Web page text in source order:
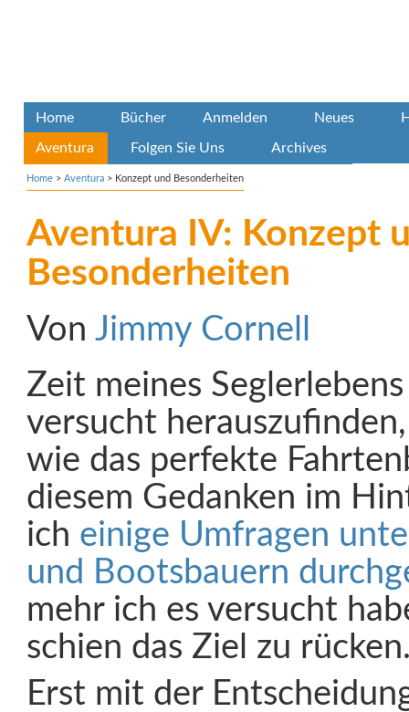
Home Bücher Anmelden Neues
Aventura Folgen Sie Uns Archives
Home > Aventura > Konzept und Besonderheiten
Aventura IV: Konzept
Besonderheiten
Von Jimmy Cornell
Zeit meines
versucht
wie das perfekte
diesem Gedanken im
ich einige Umfragen
und Bootsbauern
mehr ich es versucht
schien das Ziel zu
Erst mit der